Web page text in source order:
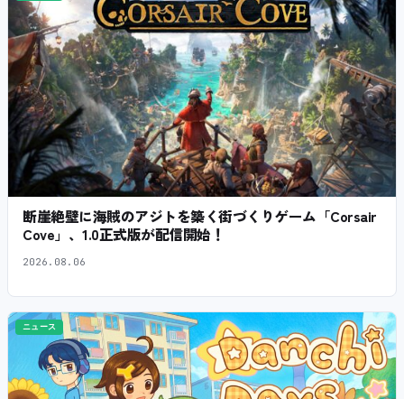
断崖絶壁に海賊のアジトを築く街づくりゲーム「Corsair
Cove」、1.0正式版が配信開始！
2026.08.06
ニュース